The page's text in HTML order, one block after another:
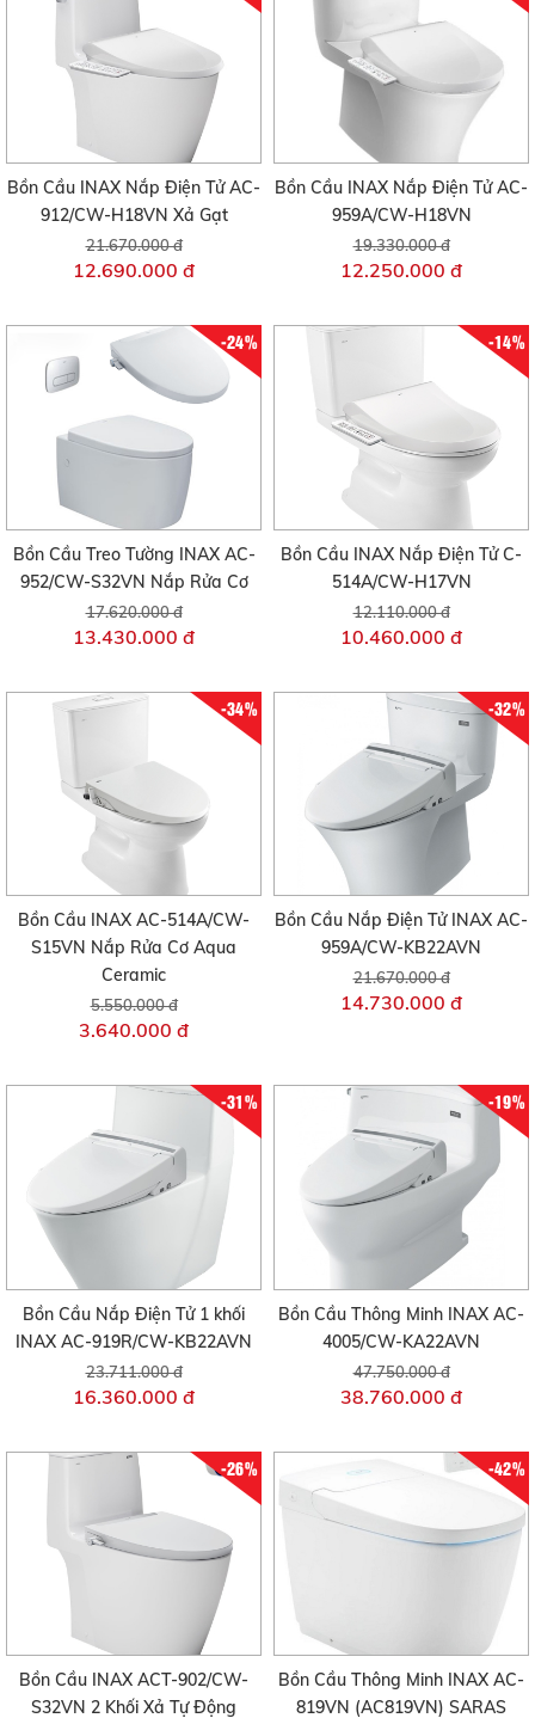
Bồn Cầu INAX Nắp Điện Tử AC-
912/CW-H18VN Xả Gạt
21.670.000 đ
12.690.000 đ
Bồn Cầu INAX Nắp Điện Tử AC-
959A/CW-H18VN
19.330.000 đ
12.250.000 đ
-24%
Bồn Cầu Treo Tường INAX AC-
952/CW-S32VN Nắp Rửa Cơ
17.620.000 đ
13.430.000 đ
-14%
Bồn Cầu INAX Nắp Điện Tử C-
514A/CW-H17VN
12.110.000 đ
10.460.000 đ
-34%
Bồn Cầu INAX AC-514A/CW-
S15VN Nắp Rửa Cơ Aqua
Ceramic
5.550.000 đ
3.640.000 đ
-32%
Bồn Cầu Nắp Điện Tử INAX AC-
959A/CW-KB22AVN
21.670.000 đ
14.730.000 đ
-31%
Bồn Cầu Nắp Điện Tử 1 khối
INAX AC-919R/CW-KB22AVN
23.711.000 đ
16.360.000 đ
-19%
Bồn Cầu Thông Minh INAX AC-
4005/CW-KA22AVN
47.750.000 đ
38.760.000 đ
-26%
Bồn Cầu INAX ACT-902/CW-
S32VN 2 Khối Xả Tự Động
-42%
Bồn Cầu Thông Minh INAX AC-
819VN (AC819VN) SARAS